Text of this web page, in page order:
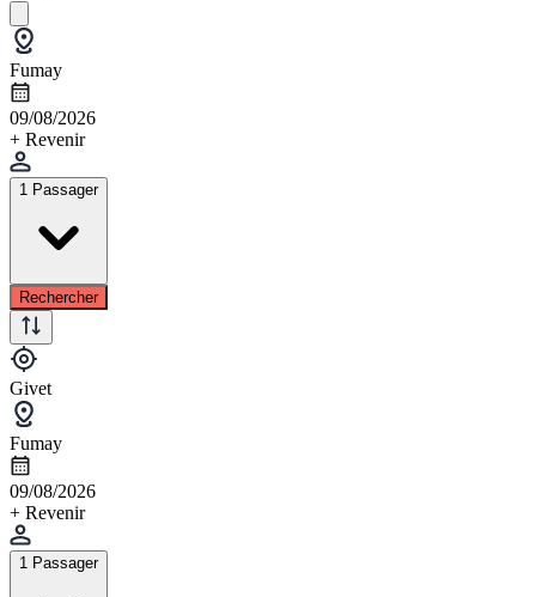
Fumay
09/08/2026
+ Revenir
1 Passager
Rechercher
Givet
Fumay
09/08/2026
+ Revenir
1 Passager